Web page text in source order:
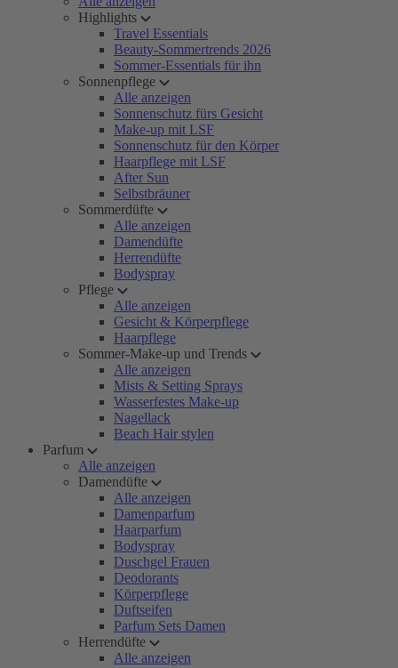
Highlights
Travel Essentials
Beauty-Sommertrends 2026
Sommer-Essentials für ihn
Sonnenpflege
Alle anzeigen
Sonnenschutz fürs Gesicht
Make-up mit LSF
Sonnenschutz für den Körper
Haarpflege mit LSF
After Sun
Selbstbräuner
Sommerdüfte
Alle anzeigen
Damendüfte
Herrendüfte
Bodyspray
Pflege
Alle anzeigen
Gesicht & Körperpflege
Haarpflege
Sommer-Make-up und Trends
Alle anzeigen
Mists & Setting Sprays
Wasserfestes Make-up
Nagellack
Beach Hair stylen
Parfum
Alle anzeigen
Damendüfte
Alle anzeigen
Damenparfum
Haarparfum
Bodyspray
Duschgel Frauen
Deodorants
Körperpflege
Duftseifen
Parfum Sets Damen
Herrendüfte
Alle anzeigen